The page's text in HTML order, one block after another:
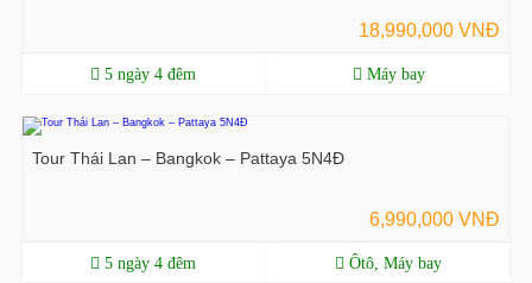
18,990,000 VNĐ
5 ngày 4 đêm Máy bay
Tour Thái Lan – Bangkok – Pattaya 5N4Đ
6,990,000 VNĐ
5 ngày 4 đêm Ôtô, Máy bay